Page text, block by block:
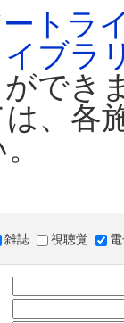
トラ
ブラ
でき
、各
雑誌 視聴覚